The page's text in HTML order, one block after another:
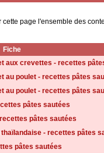
cette page l'ensemble des
Fiche
aux crevettes - recettes
au poulet - recettes pâtes
au poulet - recettes pâtes
pâtes sautées
pâtes sautées
- recettes pâtes
pâtes sautées